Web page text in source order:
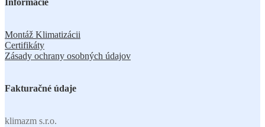
Montáž Klimatizácii
Certifikáty
Zásady ochrany osobných údajov
Fakturačné údaje
klimazm s.r.o.